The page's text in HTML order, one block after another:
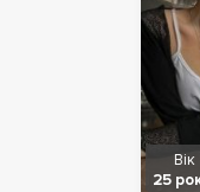
Вік
25